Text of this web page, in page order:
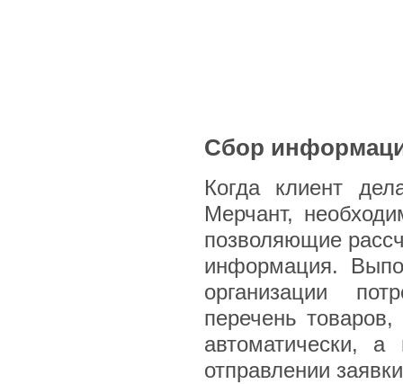
Сбор
Когда клиент
Мерчант,
позволяющие
информация.
организации
перечень
автоматически,
отправлении